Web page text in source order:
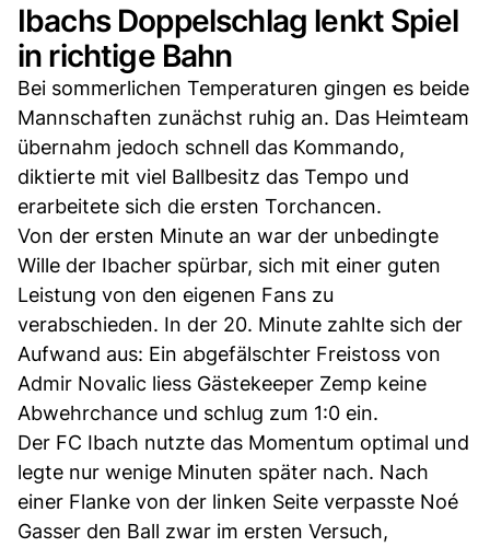
Ibachs Doppelschlag lenkt Spiel
in richtige Bahn
Bei sommerlichen Temperaturen gingen es beide
Mannschaften zunächst ruhig an. Das Heimteam
übernahm jedoch schnell das Kommando,
diktierte mit viel Ballbesitz das Tempo und
erarbeitete sich die ersten Torchancen.
Von der ersten Minute an war der unbedingte
Wille der Ibacher spürbar, sich mit einer guten
Leistung von den eigenen Fans zu
verabschieden. In der 20. Minute zahlte sich der
Aufwand aus: Ein abgefälschter Freistoss von
Admir Novalic liess Gästekeeper Zemp keine
Abwehrchance und schlug zum 1:0 ein.
Der FC Ibach nutzte das Momentum optimal und
legte nur wenige Minuten später nach. Nach
einer Flanke von der linken Seite verpasste Noé
Gasser den Ball zwar im ersten Versuch,